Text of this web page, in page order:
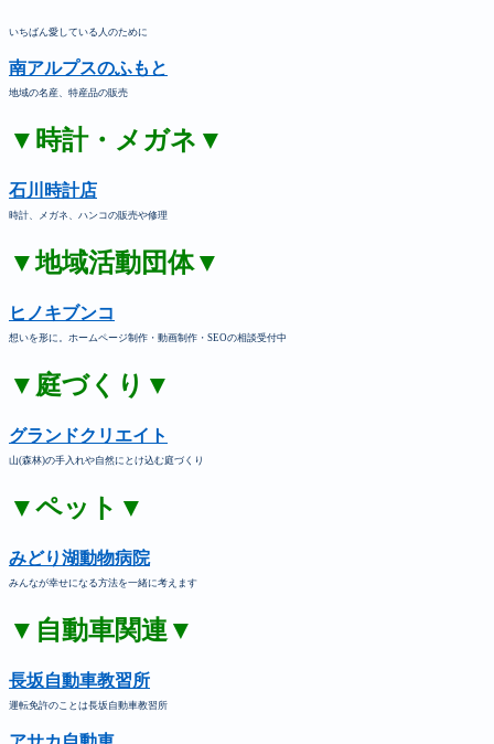
いちばん愛している人のために
南アルプスのふもと
地域の名産、特産品の販売
▼時計・メガネ▼
石川時計店
時計、メガネ、ハンコの販売や修理
▼地域活動団体▼
ヒノキブンコ
想いを形に。ホームページ制作・動画制作・SEOの相談受付中
▼庭づくり▼
グランドクリエイト
山(森林)の手入れや自然にとけ込む庭づくり
▼ペット▼
みどり湖動物病院
みんなが幸せになる方法を一緒に考えます
▼自動車関連▼
長坂自動車教習所
運転免許のことは長坂自動車教習所